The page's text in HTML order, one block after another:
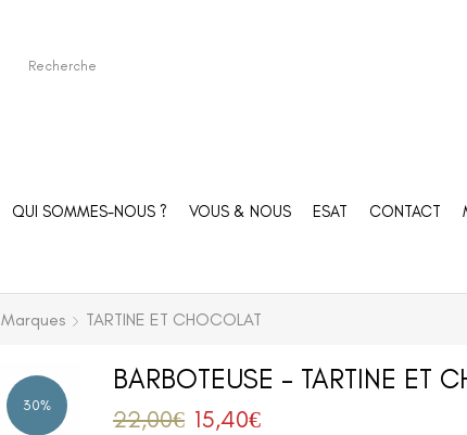
QUI SOMMES-NOUS ? VOUS & NOUS ESAT CONTACT
Marques TARTINE ET CHOCOLAT
30%
BARBOTEUSE – TARTINE ET
22,00€ 15,40€